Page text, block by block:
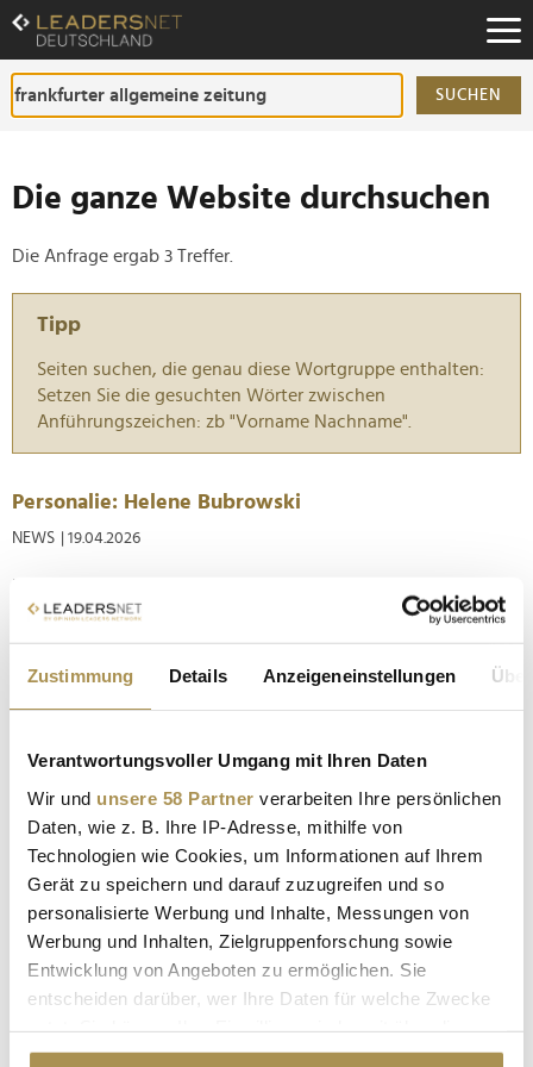
Zustimmung Details Anzeigeneinstellungen
Verantwortungsvoller Umgang mit Ihren Daten
Wir und unsere 58 Partner verarbeiten Ihre persönlichen
Daten, wie z. B. Ihre IP-Adresse, mithilfe von
Technologien wie Cookies, um Informationen auf Ihrem
Gerät zu speichern und darauf zuzugreifen und so
personalisierte Werbung und Inhalte, Messungen von
Werbung und Inhalten, Zielgruppenforschung sowie
Entwicklung von Angeboten zu ermöglichen. Sie
entscheiden darüber, wer Ihre Daten für welche Zwecke
Cookie-Erklärung oder durch Klicken auf das Privacy
Zum
Inhalt
Zur
Fußzeilen-
Navigation
SUCHEN
Die ganze Website durchsuchen
Die Anfrage ergab 3 Treffer.
Tipp
Seiten suchen, die genau diese Wortgruppe enthalten:
Setzen Sie die gesuchten Wörter zwischen
Anführungszeichen: zb "Vorname Nachname".
Personalie: Helene Bubrowski
NEWS | 19.04.2026
Firma: Frankfurter Allgemeine Zeitung Position: Co-
Chefredakteurin Helene Bubrowski kehrt als Co-
Erstmals in ihrer Geschichte holt die FAZ im Januar 2027 eine
Frau in ihr Herausgeber-Gremium. Künftig soll Bubrowski
gemeinsam mit Berthold...
"Wirtschaftswoche" verpflichtet Maja Brankovic als
stellvertretende Chefredakteurin
NEWS | 09.02.2023
Wert bei der "Frankfurter Allgemeinen Sonntagszeitung" tätig.
Die Wirtschaftswoche (WiWo) erweitert zum 1. November
2023 die Chefredaktion um die Wirtschaftsjournalistin Maja
Brankovic. Als Stellvertreterin des designierten...